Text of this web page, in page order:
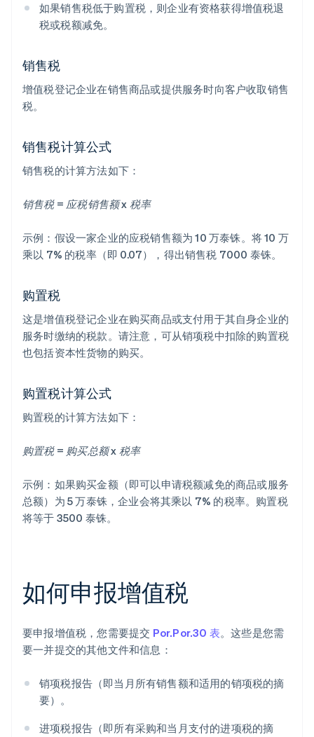
如果销售税低于购置税，则企业有资格获得增值税退
税或税额减免。
销售税
增值税登记企业在销售商品或提供服务时向客户收取销售
税。
销售税计算公式
销售税的计算方法如下：
销售税 = 应税销售额 x 税率
示例：假设一家企业的应税销售额为 10 万泰铢。将 10 万
乘以 7% 的税率（即 0.07），得出销售税 7000 泰铢。
购置税
这是增值税登记企业在购买商品或支付用于其自身企业的
服务时缴纳的税款。请注意，可从销项税中扣除的购置税
也包括资本性货物的购买。
购置税计算公式
购置税的计算方法如下：
购置税 = 购买总额 x 税率
示例：如果购买金额（即可以申请税额减免的商品或服务
总额）为 5 万泰铢，企业会将其乘以 7% 的税率。购置税
将等于 3500 泰铢。
如何申报增值税
要申报增值税，您需要提交 Por.Por.30 表。这些是您需
要一并提交的其他文件和信息：
销项税报告（即当月所有销售额和适用的销项税的摘
要）。
进项税报告（即所有采购和当月支付的进项税的摘